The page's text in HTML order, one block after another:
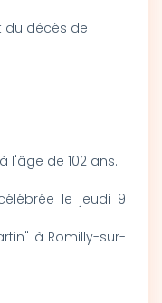
du décès de
l'âge de 102 ans.
le jeudi 9
à Romilly-sur-